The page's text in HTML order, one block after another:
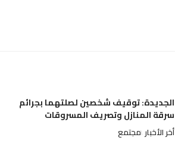
الجديدة: توقيف شخصين لصلتهما بجرائم
سرقة المنازل وتصريف المسروقات
أخر الأخبار مجتمع